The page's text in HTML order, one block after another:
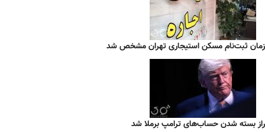
زمان ثبت‌نام مسکن استیجاری تهران مشخص شد
راز بسته شدن حساب‌های ترامپ برملا شد